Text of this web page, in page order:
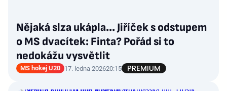
Nějaká slza ukápla... Jiříček s odstupem
o MS dvacítek: Finta? Pořád si to
nedokážu vysvětlit
MS hokej U20 17. ledna 202620:15